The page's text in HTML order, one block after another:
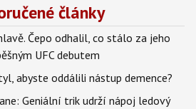
články
Čepo odhalil, co stálo za jeho
UFC debutem
abyste oddálili nástup demence?
Geniální trik udrží nápoj ledový